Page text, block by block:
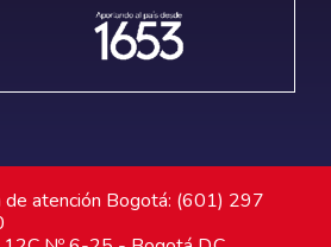
de atención Bogotá: (601) 297